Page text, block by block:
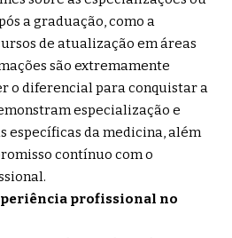
a graduação, como a
de atualização em áreas
são extremamente
o diferencial para conquistar a
especialização e
específicas da medicina, além
contínuo com o
profissional no